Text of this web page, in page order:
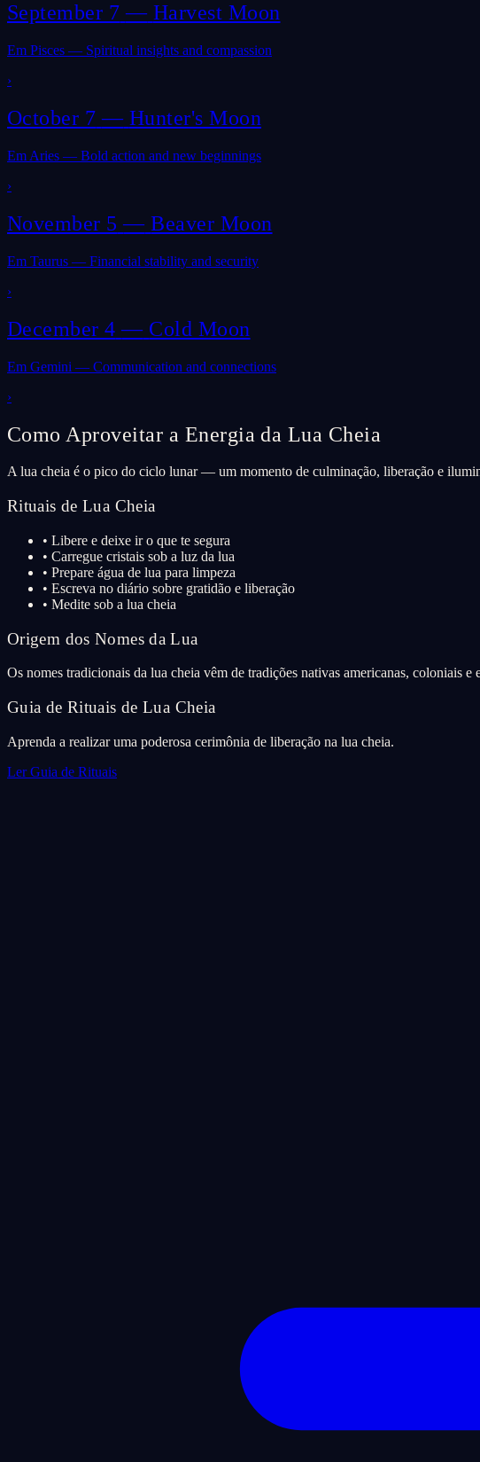
September 7 — Harvest Moon
Em Pisces — Spiritual insights and compassion
›
October 7 — Hunter's Moon
Em Aries — Bold action and new beginnings
›
November 5 — Beaver Moon
Em Taurus — Financial stability and security
›
December 4 — Cold Moon
Em Gemini — Communication and connections
›
Como Aproveitar a Energia da Lua Cheia
A lua cheia é o pico do ciclo lunar — um momento de culminação, liberação e
Rituais de Lua Cheia
• Libere e deixe ir o que te segura
• Carregue cristais sob a luz da lua
• Prepare água de lua para limpeza
• Escreva no diário sobre gratidão e liberação
• Medite sob a lua cheia
Origem dos Nomes da Lua
Os nomes tradicionais da lua cheia vêm de tradições nativas americanas, coloniais
Guia de Rituais de Lua Cheia
Aprenda a realizar uma poderosa cerimônia de liberação na lua cheia.
Ler Guia de Rituais